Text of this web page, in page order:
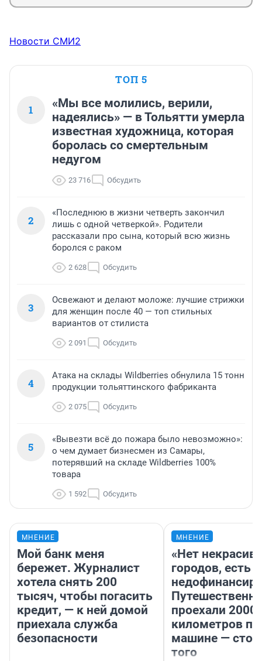
Новости СМИ2
ТОП 5
1
«Мы все молились, верили,
надеялись» — в Тольятти умерла
известная художница, которая
боролась со смертельным
недугом
23 716 Обсудить
2
«Последнюю в жизни четверть закончил
лишь с одной четверкой». Родители
рассказали про сына, который всю жизнь
боролся с раком
2 628 Обсудить
3
Освежают и делают моложе: лучшие стрижки
для женщин после 40 — топ стильных
вариантов от стилиста
2 091 Обсудить
4
Атака на склады Wildberries обнулила 15 тонн
продукции тольяттинского фабриканта
2 075 Обсудить
5
«Вывезти всё до пожара было невозможно»:
о чем думает бизнесмен из Самары,
потерявший на складе Wildberries 100%
товара
1 592 Обсудить
МНЕНИЕ
Мой банк меня
бережет. Журналист
хотела снять 200
тысяч, чтобы погасить
кредит, — к ней домой
приехала служба
безопасности
МНЕНИЕ
«Нет
городов, есть
проехали 2000
километров по
машине —
того